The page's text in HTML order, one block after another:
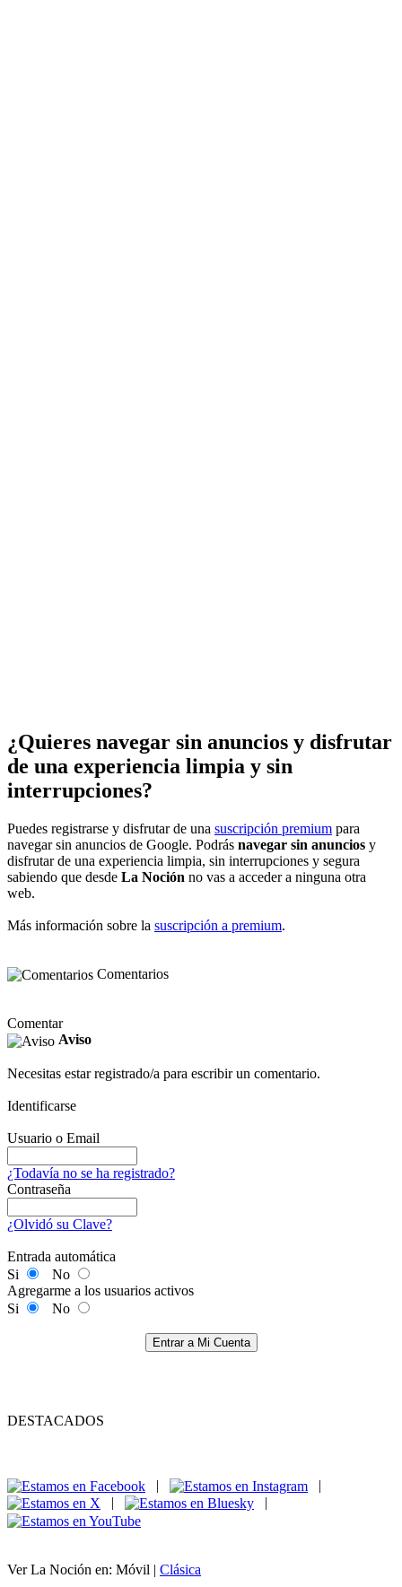
¿Quieres navegar sin anuncios y disfrutar
de una experiencia limpia y sin
interrupciones?
Puedes registrarse y disfrutar de una suscripción premium para
navegar sin anuncios de Google. Podrás navegar sin anuncios y
disfrutar de una experiencia limpia, sin interrupciones y segura
sabiendo que desde La Noción no vas a acceder a ninguna otra
web.
Más información sobre la suscripción a premium.
Comentarios
Comentar
Aviso
Necesitas estar registrado/a para escribir un comentario.
Identificarse
Usuario o Email
¿Todavía no se ha registrado?
Contraseña
¿Olvidó su Clave?
Entrada automática
Si
No
Agregarme a los usuarios activos
Si
No
Entrar a Mi Cuenta
DESTACADOS
|
|
|
|
Ver La Noción en: Móvil | Clásica